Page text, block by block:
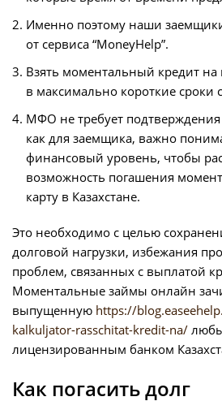
Именно поэтому наши
от сервиса “MoneyHelp”.
Взять моментальный кредит
в максимально короткие сроки
МФО не требует подтверждения
как для заемщика, важно
финансовый уровень, чтобы
возможность погашения
карту в Казахстане.
Это необходимо с целью
долговой нагрузки, избежания
проблем, связанных с выплатой
Моментальные займы онлайн
выпущенную https://
kalkuljator-rasschitat-kredit-na/
лицензированным банком
Как погасить долг